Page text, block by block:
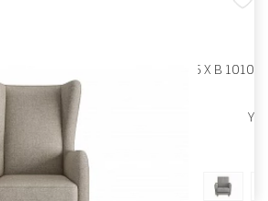
Ш 830 X Г 895 X В 1010
Y